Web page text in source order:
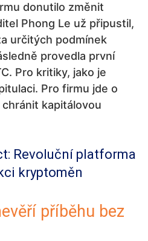
donutilo změnit
Phong Le už připustil,
určitých podmínek
provedla první
Pro kritiky, jako je
Pro firmu jde o
kapitálovou
Revoluční platforma
kryptoměn
příběhu bez